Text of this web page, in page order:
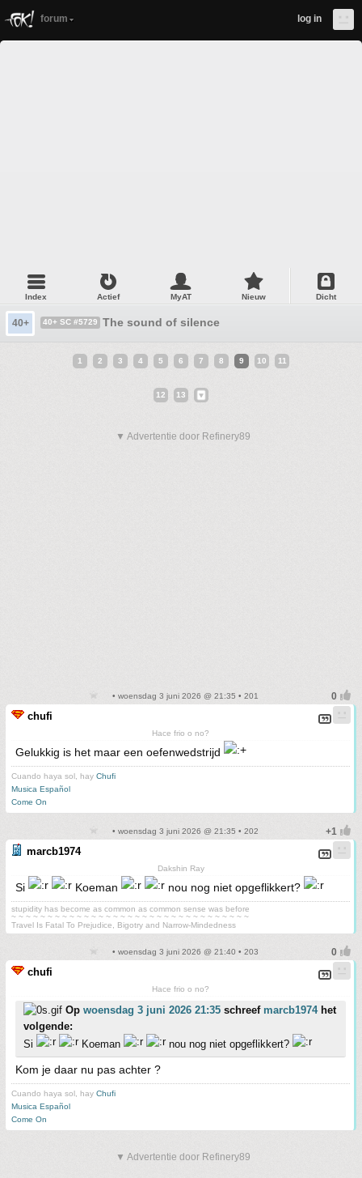
forum log in
Index Actief MyAT Nieuw Dicht
40+ 40+ SC #5729 The sound of silence
1 2 3 4 5 6 7 8 9 10 11
12 13
▼ Advertentie door Refinery89
• woensdag 3 juni 2026 @ 21:35 • 201
chufi
Hace frio o no?
Gelukkig is het maar een oefenwedstrijd
Cuando haya sol, hay Chufi
Musica Español
Come On
• woensdag 3 juni 2026 @ 21:35 • 202
marcb1974
Dakshin Ray
Si Koeman nou nog niet opgeflikkert?
stupidity has become as common as common sense was before
~ ~ ~ ~ ~ ~ ~ ~ ~ ~ ~ ~ ~ ~ ~ ~ ~ ~ ~ ~ ~ ~ ~ ~ ~ ~ ~ ~ ~ ~ ~ ~ ~
Travel Is Fatal To Prejudice, Bigotry and Narrow-Mindedness
• woensdag 3 juni 2026 @ 21:40 • 203
chufi
Hace frio o no?
Op woensdag 3 juni 2026 21:35 schreef marcb1974het
volgende:
Si
Koeman nou nog niet opgeflikkert?
Kom je daar nu pas achter ?
Cuando haya sol, hay Chufi
Musica Español
Come On
▼ Advertentie door Refinery89